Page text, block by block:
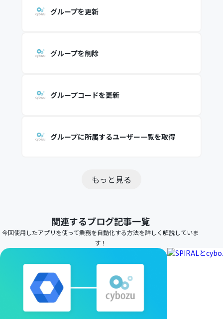
グループを更新
グループを削除
グループコードを更新
グループに所属するユーザー一覧を取得
もっと見る
関連するブログ記事一覧
今回使用したアプリを使って業務を自動化する方法を詳しく解説していま
す！